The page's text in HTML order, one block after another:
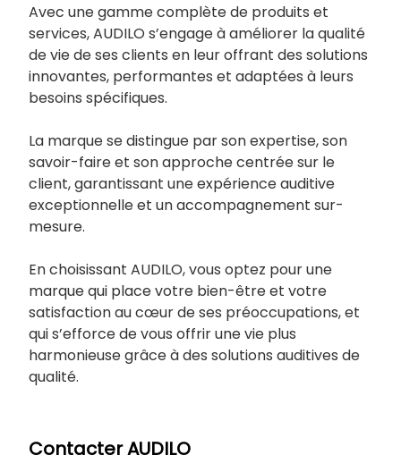
Avec une gamme complète de produits et
services, AUDILO s’engage à améliorer la qualité
de vie de ses clients en leur offrant des solutions
innovantes, performantes et adaptées à leurs
besoins spécifiques.
La marque se distingue par son expertise, son
savoir-faire et son approche centrée sur le
client, garantissant une expérience auditive
exceptionnelle et un accompagnement sur-
mesure.
En choisissant AUDILO, vous optez pour une
marque qui place votre bien-être et votre
satisfaction au cœur de ses préoccupations, et
qui s’efforce de vous offrir une vie plus
harmonieuse grâce à des solutions auditives de
qualité.
Contacter AUDILO